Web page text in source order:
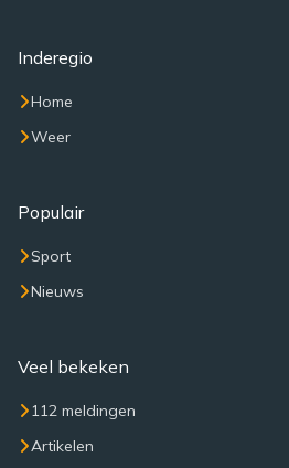
Inderegio
Home
Weer
Populair
Sport
Nieuws
Veel bekeken
112 meldingen
Artikelen